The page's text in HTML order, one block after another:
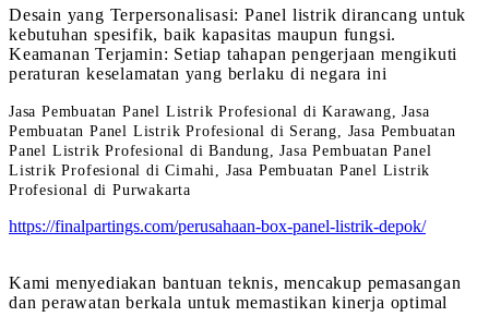
Desain yang Terpersonalisasi: Panel listrik dirancang untuk
kebutuhan spesifik, baik kapasitas maupun fungsi.
Keamanan Terjamin: Setiap tahapan pengerjaan mengikuti
peraturan keselamatan yang berlaku di negara ini
Jasa Pembuatan Panel Listrik Profesional di Karawang, Jasa
Pembuatan Panel Listrik Profesional di Serang, Jasa Pembuatan
Panel Listrik Profesional di Bandung, Jasa Pembuatan Panel
Listrik Profesional di Cimahi, Jasa Pembuatan Panel Listrik
Profesional di Purwakarta
https://finalpartings.com/perusahaan-box-panel-listrik-depok/
Kami menyediakan bantuan teknis, mencakup pemasangan
dan perawatan berkala untuk memastikan kinerja optimal